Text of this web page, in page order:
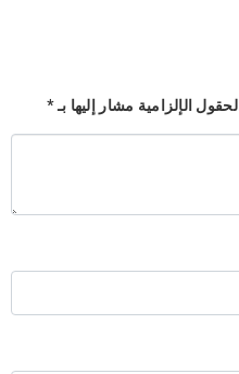
الحقول الإلزامية مشار إليها بـ*